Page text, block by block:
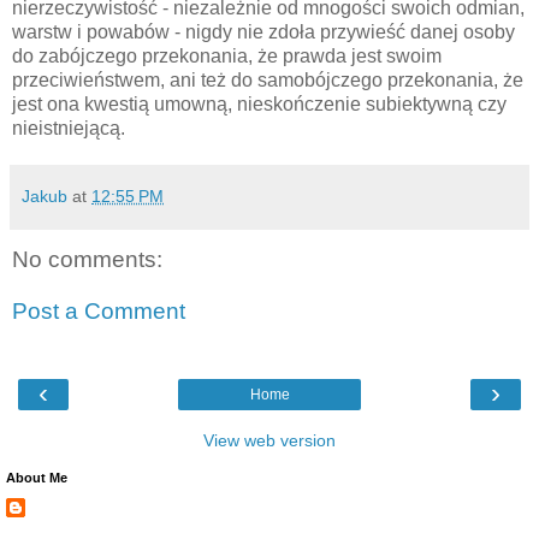
nierzeczywistość - niezależnie od mnogości swoich odmian,
warstw i powabów - nigdy nie zdoła przywieść danej osoby
do zabójczego przekonania, że prawda jest swoim
przeciwieństwem, ani też do samobójczego przekonania, że
jest ona kwestią umowną, nieskończenie subiektywną czy
nieistniejącą.
Jakub at 12:55 PM
No comments:
Post a Comment
‹ ›
Home
View web version
About Me